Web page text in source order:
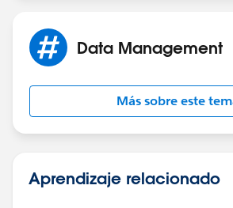
Data Management
Más sobre este
Aprendizaje relacionado